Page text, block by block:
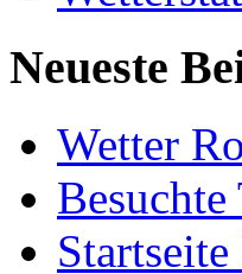
Neueste
Wetter